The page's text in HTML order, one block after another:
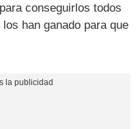
conseguirlos todos
han ganado para que